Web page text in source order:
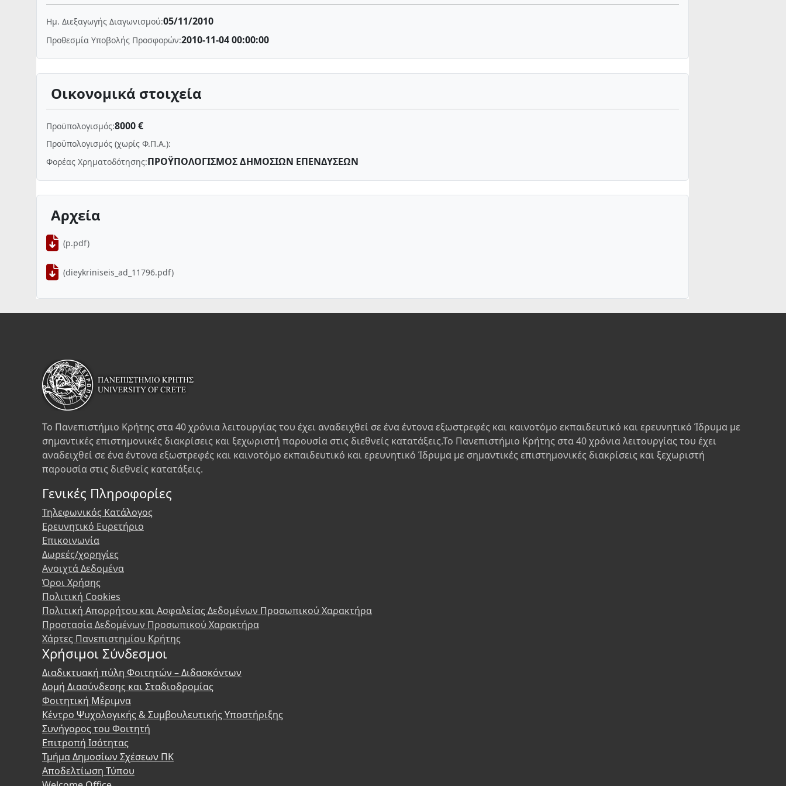
Ημ. Διεξαγωγής Διαγωνισμού:05/11/2010
Προθεσμία Υποβολής Προσφορών:2010-11-04 00:00:00
Οικονομικά στοιχεία
Προϋπολογισμός:8000 €
Προϋπολογισμός (χωρίς Φ.Π.Α.):
Φορέας Χρηματοδότησης:ΠΡΟΫΠΟΛΟΓΙΣΜΟΣ ΔΗΜΟΣΙΩΝ ΕΠΕΝΔΥΣΕΩΝ
Αρχεία
(p.pdf)
(dieykriniseis_ad_11796.pdf)
Το Πανεπιστήμιο Κρήτης στα 40 χρόνια λειτουργίας του έχει αναδειχθεί σε ένα έντονα εξωστρεφές και καινοτόμο εκπαιδευτικό και ερευνητικό Ίδρυμα με
σημαντικές επιστημονικές διακρίσεις και ξεχωριστή παρουσία στις διεθνείς κατατάξεις.Το Πανεπιστήμιο Κρήτης στα 40 χρόνια λειτουργίας του έχει
αναδειχθεί σε ένα έντονα εξωστρεφές και καινοτόμο εκπαιδευτικό και ερευνητικό Ίδρυμα με σημαντικές επιστημονικές διακρίσεις και ξεχωριστή
παρουσία στις διεθνείς κατατάξεις.
Γενικές Πληροφορίες
Τηλεφωνικός Κατάλογος
Ερευνητικό Ευρετήριο
Επικοινωνία
Δωρεές/χορηγίες
Ανοιχτά Δεδομένα
Όροι Χρήσης
Πολιτική Cookies
Πολιτική Απορρήτου και Ασφαλείας Δεδομένων Προσωπικού Χαρακτήρα
Προστασία Δεδομένων Προσωπικού Χαρακτήρα
Χάρτες Πανεπιστημίου Κρήτης
Χρήσιμοι Σύνδεσμοι
Διαδικτυακή πύλη Φοιτητών – Διδασκόντων
Δομή Διασύνδεσης και Σταδιοδρομίας
Φοιτητική Μέριμνα
Κέντρο Ψυχολογικής & Συμβουλευτικής Υποστήριξης
Συνήγορος του Φοιτητή
Επιτροπή Ισότητας
Τμήμα Δημοσίων Σχέσεων ΠΚ
Αποδελτίωση Τύπου